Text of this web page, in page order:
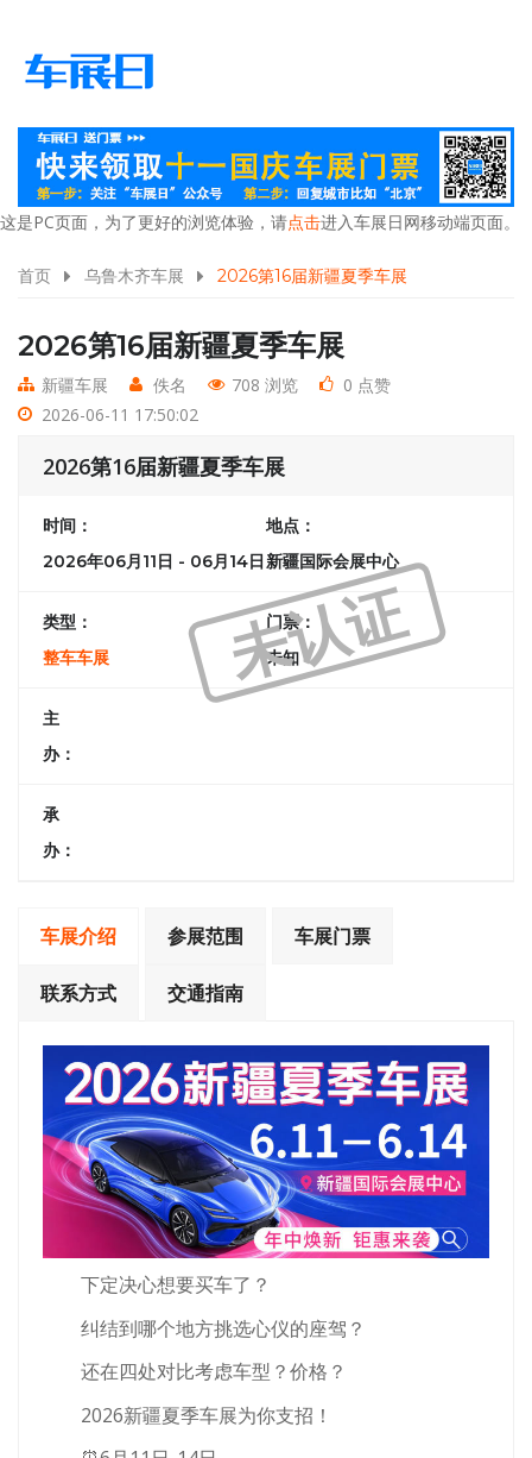
这是PC页面，为了更好的浏览体验，请点击进入车展日网移动端页面。
首页 乌鲁木齐车展 2026第16届新疆夏季车展
2026第16届新疆夏季车展
新疆车展 佚名 708 浏览
0 点赞
2026-06-11 17:50:02
2026第16届新疆夏季车展
未认证
时间：
2026年06月11日 - 06月14日
地点：
新疆国际会展中心
类型：
整车车展
门票：
未知
主
办：
承
办：
车展介绍 参展范围 车展门票
联系方式 交通指南
下定决心想要买车了？
纠结到哪个地方挑选心仪的座驾？
还在四处对比考虑车型？价格？
2026新疆夏季车展为你支招！